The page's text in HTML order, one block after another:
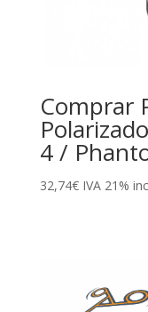
Comprar
4 /
32,74€ IVA 21%